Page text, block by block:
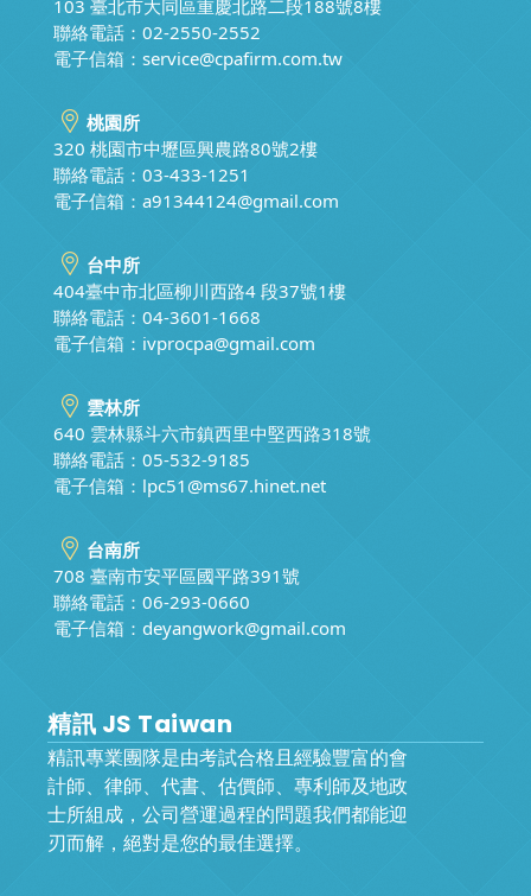
103 臺北市大同區重慶北路二段188號8樓
聯絡電話：02-2550-2552
電子信箱： service@cpafirm.com.tw
桃園所
320 桃園市中壢區興農路80號2樓
聯絡電話：03-433-1251
電子信箱： a91344124@gmail.com
台中所
404臺中市北區柳川西路4 段37號1樓
聯絡電話：04-3601-1668
電子信箱： ivprocpa@gmail.com
雲林所
640 雲林縣斗六市鎮西里中堅西路318號
聯絡電話：05-532-9185
電子信箱： lpc51@ms67.hinet.net
台南所
708 臺南市安平區國平路391號
聯絡電話：06-293-0660
電子信箱： deyangwork@gmail.com
精訊 JS Taiwan
精訊專業團隊是由考試合格且經驗豐富的會
計師、律師、代書、估價師、專利師及地政
士所組成，公司營運過程的問題我們都能迎
刃而解，絕對是您的最佳選擇。